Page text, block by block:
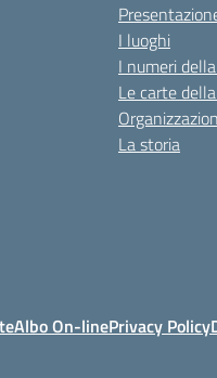
I luoghi
I numeri
Le carte
La storia
Albo On-linePrivacy Policy